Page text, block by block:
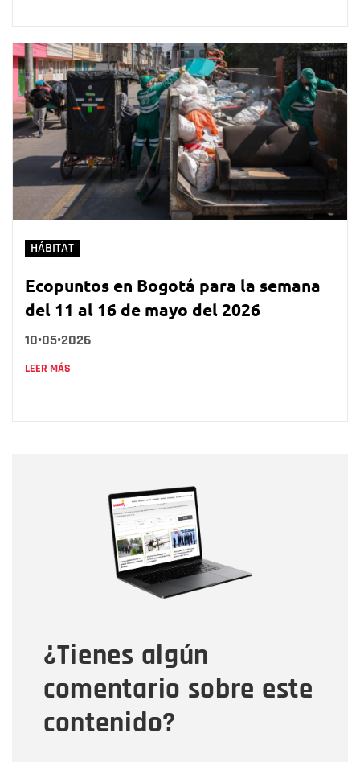
HÁBITAT
Ecopuntos en Bogotá para la semana
del 11 al 16 de mayo del 2026
10•05•2026
LEER MÁS
¿Tienes algún
comentario sobre este
contenido?
Correo electrónico
Tipo de comentario
Mensaje